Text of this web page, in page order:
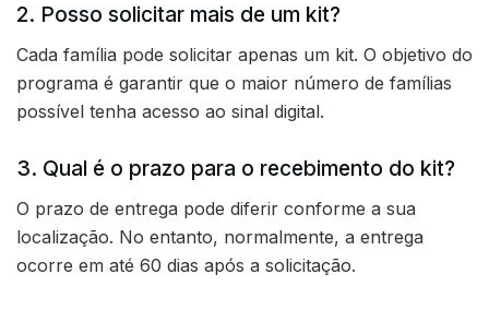
2. Posso solicitar mais de um kit?
Cada família pode solicitar apenas um kit. O objetivo do
programa é garantir que o maior número de famílias
possível tenha acesso ao sinal digital.
3. Qual é o prazo para o recebimento do kit?
O prazo de entrega pode diferir conforme a sua
localização. No entanto, normalmente, a entrega
ocorre em até 60 dias após a solicitação.